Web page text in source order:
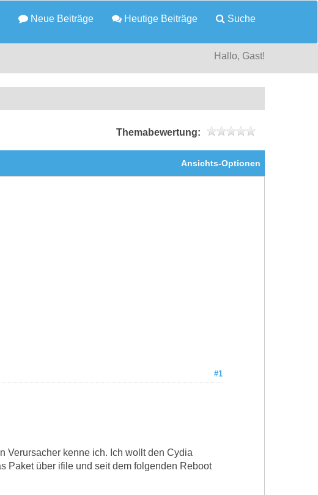
Neue Beiträge Heutige Beiträge Suche
Hallo, Gast!
Themabewertung:
Ansichts-Optionen
#1
Verursacher kenne ich. Ich wollt den Cydia
Paket über ifile und seit dem folgenden Reboot